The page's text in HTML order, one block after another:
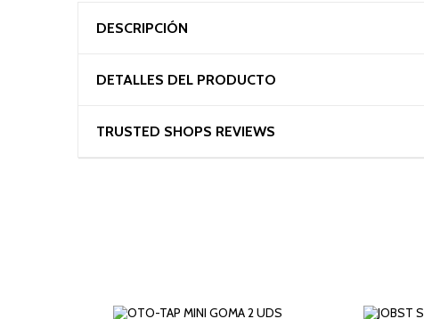
DESCRIPCIÓN
DETALLES DEL PRODUCTO
TRUSTED SHOPS REVIEWS